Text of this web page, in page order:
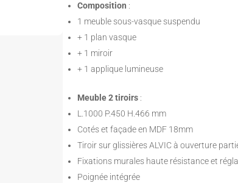
629,00 €.499,00
Composition :
1 meuble sous-vasque suspendu
+ 1 plan vasque
+ 1 miroir
+ 1 applique lumineuse
Meuble 2 tiroirs :
L.1000 P.450 H.466 mm
Cotés et façade en MDF 18mm
Tiroir sur glissières ALVIC à ouverture
Fixations murales haute résistance et
Poignée intégrée